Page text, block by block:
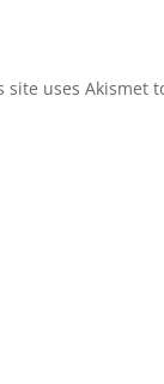
site uses Akismet